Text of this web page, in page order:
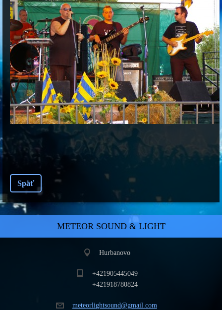
Späť
METEOR SOUND & LIGHT
Hurbanovo
+421905445049
+421918780824
meteorlightsound@gmail.com